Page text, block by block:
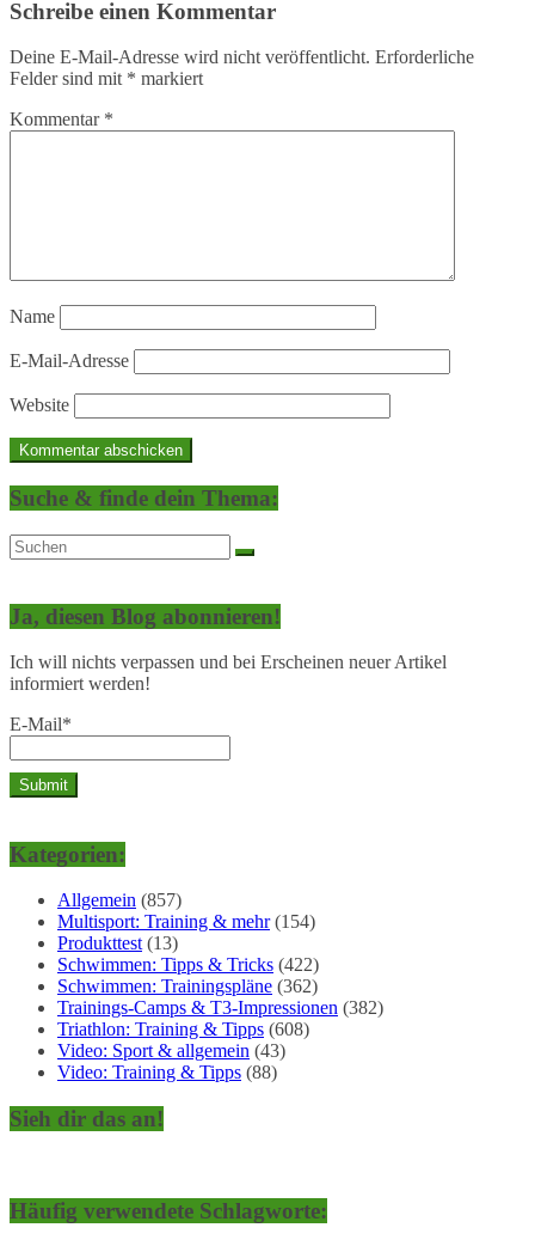
Schreibe einen Kommentar
Deine E-Mail-Adresse wird nicht veröffentlicht. Erforderliche
Felder sind mit * markiert
Kommentar *
Name
E-Mail-Adresse
Website
Suche & finde dein Thema:
Ja, diesen Blog abonnieren!
Ich will nichts verpassen und bei Erscheinen neuer Artikel
informiert werden!
E-Mail*
Kategorien:
Allgemein (857)
Multisport: Training & mehr(154)
Produkttest (13)
Schwimmen: Tipps & Tricks (422)
Schwimmen: Trainingspläne (362)
Trainings-Camps & T3-Impressionen (382)
Triathlon: Training & Tipps (608)
Video: Sport & allgemein (43)
Video: Training & Tipps (88)
Sieh dir das an!
Häufig verwendete Schlagworte: